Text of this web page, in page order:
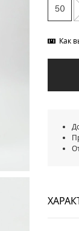
50
Как